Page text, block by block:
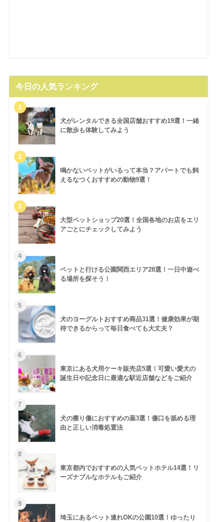
今日の人気ランキング
犬がレンタルできる全国店舗おすすめ19選！一緒
に散歩も体験してみよう
鳴かないペットがいるって本当？アパートでも飼
えるなつくおすすめの動物9選！
大型ペットショップ20選！全国各地のお店をエリ
アごとにチェックしてみよう
ペットと行ける公園関西エリア28選！一日中遊べ
る場所を探そう！
犬のヨーグルトおすすめ商品31選！健康効果が期
待できるからって毎日食べても大丈夫？
東京にある犬用ケーキ販売店5選！可愛い愛犬の
誕生日や記念日に最適な駅近店舗などをご紹介
犬の擦り傷におすすめの薬3選！傷口を舐める理
由と正しい消毒処置法
東京都内でおすすめの人気ペットホテル14選！リ
ーズナブルなホテルもご紹介
埼玉にあるペット連れOKの公園10選！ゆったり